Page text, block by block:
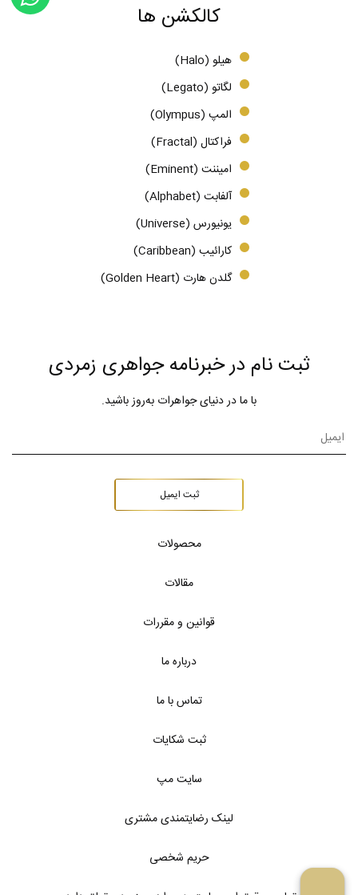
کالکشن ها
هیلو (Halo)
لگاتو (Legato)
المپ (Olympus)
فراکتال (Fractal)
امیننت (Eminent)
آلفابت (Alphabet)
یونیورس (Universe)
کارائیب (Caribbean)
گلدن هارت (Golden Heart)
ثبت نام در خبرنامه جواهری زمردی
با ما در دنیای جواهرات به‌روز باشید.
ثبت ایمیل
محصولات
مقالات
قوانین و مقررات
درباره ما
تماس با ما
ثبت شکایات
سایت مپ
لینک رضایتمندی مشتری
حریم شخصی